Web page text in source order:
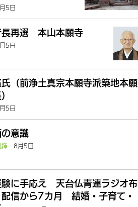
5日
長再選 本山本願寺
5日
（前浄土真宗本願寺派築地本願
5日
意識
鐸
8月5日
験に手応え 天台仏青連ラジオ布
信から7カ月 結婚・子育て・